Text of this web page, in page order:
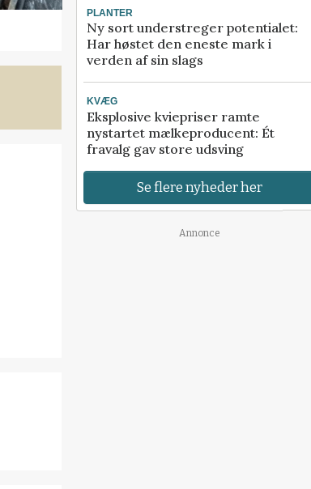
PLANTER
Ny sort understreger potentialet:
Har høstet den eneste mark i
verden af sin slags
KVÆG
Eksplosive kviepriser ramte
nystartet mælkeproducent: Ét
fravalg gav store udsving
Se flere nyheder her
Annonce